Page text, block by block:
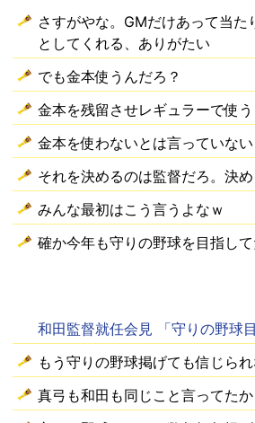
さすがやな。GMだけあって当た
としてくれる、ありがたい
でも金本使うんだろ？
金本を残留させレギュラーで使う
金本を使わないとは言っていない
それを決めるのは監督だろ。決
みんな最初はこう言うよなｗ
確か今年も守りの野球を目指し
和田監督就任会見 「守りの野球目
もう守りの野球掲げても信じら
真弓も和田も同じこと言ってた